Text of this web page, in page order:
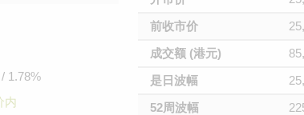
1.78%
内
前收市价
成交额 (港元)
是日波幅
52周波幅